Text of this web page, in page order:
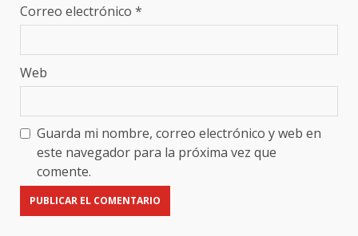
Correo electrónico *
Web
Guarda mi nombre, correo electrónico y web en
este navegador para la próxima vez que
comente.